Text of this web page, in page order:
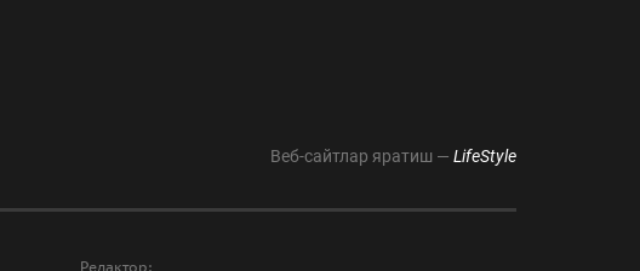
Веб-сайтлар яратиш — LifeStyle
Редактор: